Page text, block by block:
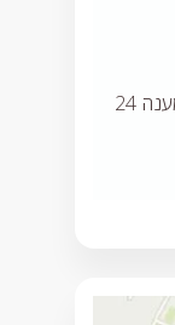
מחפש מנעולן בבאר שבע? אנחנו נותנים מענה 24